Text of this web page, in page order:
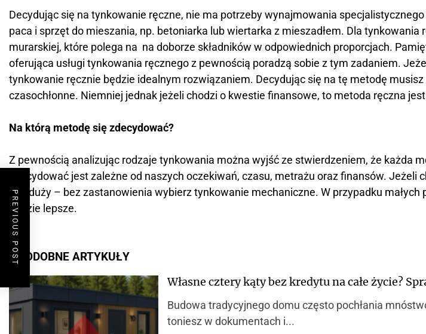
Decydując się na tynkowanie ręczne, nie ma potrzeby wynajmowania
paca i sprzęt do mieszania, np. betoniarka lub wiertarka z mieszadłem. Dla
murarskiej, które polega na na doborze składników w odpowiednich proporcjach.
oferująca usługi tynkowania ręcznego z pewnością poradzą sobie z tym zadaniem.
tynkowanie ręcznie będzie idealnym rozwiązaniem. Decydując się na tę metodę
czasochłonne. Niemniej jednak jeżeli chodzi o kwestie finansowe, to metoda ręczna
Na którą metodę się zdecydować?
Z pewnością analizując rodzaje tynkowania można wyjść ze stwierdzeniem, że każda
zdecydować jest zależne od naszych oczekiwań, czasu, metrażu oraz finansów.
jest duży – bez zastanowienia wybierz tynkowanie mechaniczne. W przypadku
będzie lepsze.
PREVIOUS POST PODOBNE ARTYKUŁY
Własne cztery kąty bez kredytu na całe życie?
Budowa tradycyjnego domu często pochłania
toniesz w dokumentach i...